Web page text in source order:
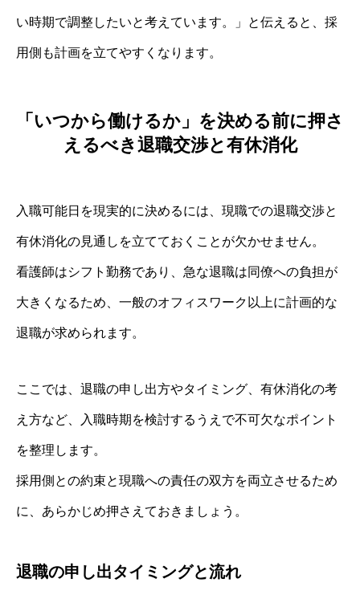
い時期で調整したいと考えています。」と伝えると、採
用側も計画を立てやすくなります。
「いつから働けるか」を決める前に押さ
えるべき退職交渉と有休消化
入職可能日を現実的に決めるには、現職での退職交渉と
有休消化の見通しを立てておくことが欠かせません。
看護師はシフト勤務であり、急な退職は同僚への負担が
大きくなるため、一般のオフィスワーク以上に計画的な
退職が求められます。
ここでは、退職の申し出方やタイミング、有休消化の考
え方など、入職時期を検討するうえで不可欠なポイント
を整理します。
採用側との約束と現職への責任の双方を両立させるため
に、あらかじめ押さえておきましょう。
退職の申し出タイミングと流れ